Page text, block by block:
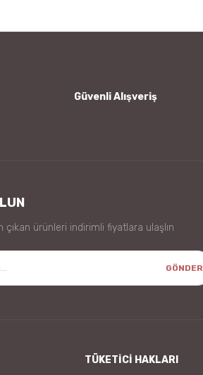
Güvenli Alışveriş
ürünleri indirimli fiyatlara ulaşlın
GÖNDER
TÜKETİCİ HAKLARI